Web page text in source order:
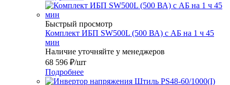
Быстрый просмотр
Комплект ИБП SW500L (500 ВА) c АБ на 1 ч 45
мин
Наличие уточняйте у менеджеров
68 596 ₽/шт
Подробнее